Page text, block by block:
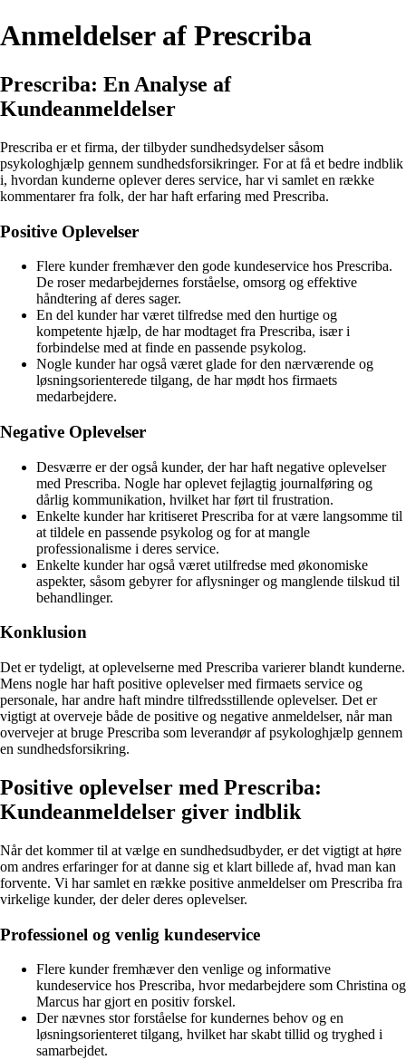
Anmeldelser af Prescriba
Prescriba: En Analyse af
Kundeanmeldelser
Prescriba er et firma, der tilbyder sundhedsydelser såsom
psykologhjælp gennem sundhedsforsikringer. For at få et bedre indblik
i, hvordan kunderne oplever deres service, har vi samlet en række
kommentarer fra folk, der har haft erfaring med Prescriba.
Positive Oplevelser
Flere kunder fremhæver den gode kundeservice hos Prescriba.
De roser medarbejdernes forståelse, omsorg og effektive
håndtering af deres sager.
En del kunder har været tilfredse med den hurtige og
kompetente hjælp, de har modtaget fra Prescriba, især i
forbindelse med at finde en passende psykolog.
Nogle kunder har også været glade for den nærværende og
løsningsorienterede tilgang, de har mødt hos firmaets
medarbejdere.
Negative Oplevelser
Desværre er der også kunder, der har haft negative oplevelser
med Prescriba. Nogle har oplevet fejlagtig journalføring og
dårlig kommunikation, hvilket har ført til frustration.
Enkelte kunder har kritiseret Prescriba for at være langsomme til
at tildele en passende psykolog og for at mangle
professionalisme i deres service.
Enkelte kunder har også været utilfredse med økonomiske
aspekter, såsom gebyrer for aflysninger og manglende tilskud til
behandlinger.
Konklusion
Det er tydeligt, at oplevelserne med Prescriba varierer blandt kunderne.
Mens nogle har haft positive oplevelser med firmaets service og
personale, har andre haft mindre tilfredsstillende oplevelser. Det er
vigtigt at overveje både de positive og negative anmeldelser, når man
overvejer at bruge Prescriba som leverandør af psykologhjælp gennem
en sundhedsforsikring.
Positive oplevelser med Prescriba:
Kundeanmeldelser giver indblik
Når det kommer til at vælge en sundhedsudbyder, er det vigtigt at høre
om andres erfaringer for at danne sig et klart billede af, hvad man kan
forvente. Vi har samlet en række positive anmeldelser om Prescriba fra
virkelige kunder, der deler deres oplevelser.
Professionel og venlig kundeservice
Flere kunder fremhæver den venlige og informative
kundeservice hos Prescriba, hvor medarbejdere som Christina og
Marcus har gjort en positiv forskel.
Der nævnes stor forståelse for kundernes behov og en
løsningsorienteret tilgang, hvilket har skabt tillid og tryghed i
samarbejdet.